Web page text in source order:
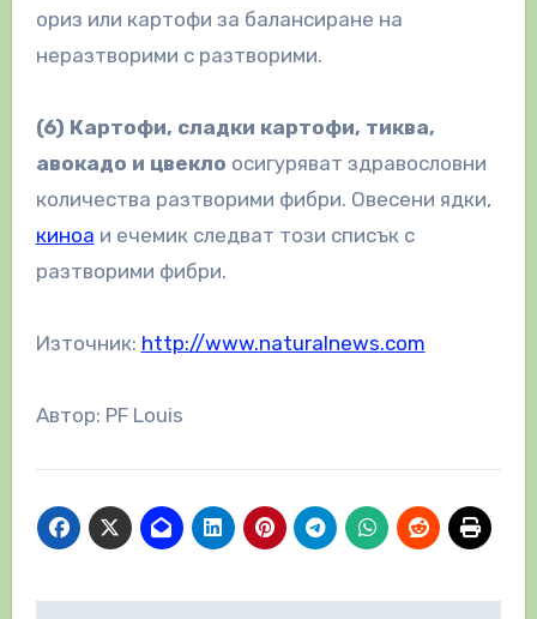
ориз или картофи за балансиране на
неразтворими с разтворими.
(6) Картофи, сладки картофи, тиква,
авокадо и цвекло осигуряват здравословни
количества разтворими фибри. Овесени ядки,
киноа и ечемик следват този списък с
разтворими фибри.
Източник: http://www.naturalnews.com
Автор: PF Louis